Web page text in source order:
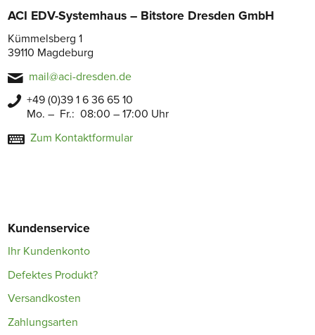
ACI EDV-Systemhaus – Bitstore Dresden GmbH
Kümmelsberg 1
39110 Magdeburg
mail@aci-dresden.de
+49 (0)39 1 6 36 65 10
Mo. – Fr.: 08:00 – 17:00 Uhr
Zum Kontaktformular
Kundenservice
Ihr Kundenkonto
Defektes Produkt?
Versandkosten
Zahlungsarten